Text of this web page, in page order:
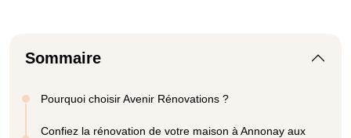
Sommaire
Pourquoi choisir Avenir Rénovations ?
Confiez la rénovation de votre maison à Annonay aux